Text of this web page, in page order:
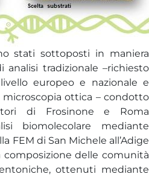
stati sottoposti in maniera
analisi tradizionale –richiesto
europeo e nazionale e
microscopia ottica – condotto
di Frosinone e Roma
biomolecolare mediante
FEM di San Michele all’Adige
composizione delle comunità
ottenuti mediante